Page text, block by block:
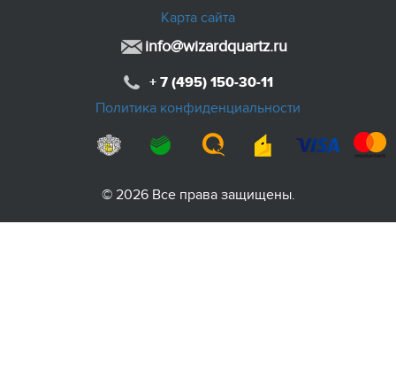
Карта сайта
info@wizardquartz.ru
+ 7 (495) 150-30-11
Политика конфиденциальности
© 2026 Все права защищены.